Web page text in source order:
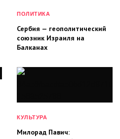
ПОЛИТИКА
Сербия — геополитический
союзник Израиля на
Балканах
КУЛЬТУРА
Милорад Павич: